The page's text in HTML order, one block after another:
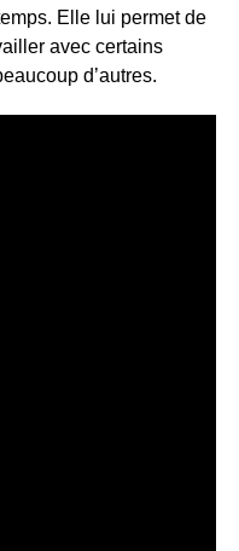
Elle lui permet de
avec certains
d’autres.